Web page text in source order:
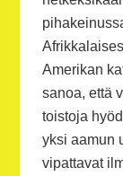
Amerikan
sanoa, että
toistoja
yksi aamun
vipattavat